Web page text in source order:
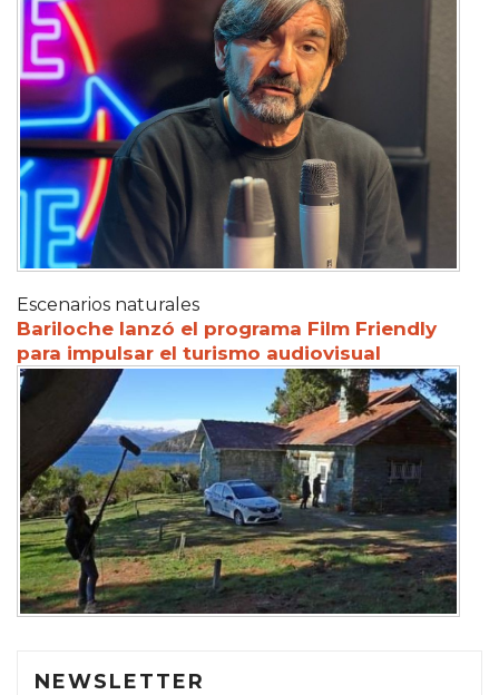
Escenarios naturales
Bariloche lanzó el programa Film Friendly
para impulsar el turismo audiovisual
NEWSLETTER